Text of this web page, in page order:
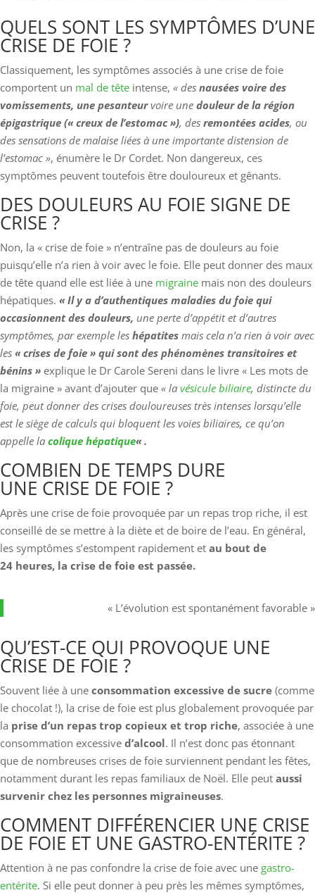
QUELS SONT LES SYMPTÔMES D’UNE
CRISE DE FOIE ?
Classiquement, les symptômes associés à une crise de foie
comportent un mal de tête intense, « des nausées voire des
vomissements, une pesanteurvoire une douleur de la région
épigastrique (« creux de l’estomac »), des remontées acides, ou
des sensations de malaise liées à une importante distension de
l’estomac », énumère le Dr Cordet. Non dangereux, ces
symptômes peuvent toutefois être douloureux et gênants.
DES DOULEURS AU FOIE SIGNE DE
CRISE ?
Non, la « crise de foie » n’entraîne pas de douleurs au foie
puisqu’elle n’a rien à voir avec le foie. Elle peut donner des maux
de tête quand elle est liée à une migraine mais non des douleurs
hépatiques. « Il y a d’authentiques maladies du foie qui
occasionnent des douleurs, une perte d’appétit et d’autres
symptômes, par exemple les hépatites mais cela n’a rien à voir avec
les « crises de foie » qui sont des phénomènes transitoires et
bénins » explique le Dr Carole Sereni dans le livre « Les mots de
la migraine » avant d’ajouter que « la vésicule biliaire, distincte du
foie, peut donner des crises douloureuses très intenses lorsqu’elle
est le siège de calculs qui bloquent les voies biliaires, ce qu’on
appelle la colique hépatique« .
COMBIEN DE TEMPS DURE
UNE CRISE DE FOIE ?
Après une crise de foie provoquée par un repas trop riche, il est
conseillé de se mettre à la diète et de boire de l’eau. En général,
les symptômes s’estompent rapidement et au bout de
24 heures, la crise de foie est passée.
« L’évolution est spontanément favorable »
QU’EST-CE QUI PROVOQUE UNE
CRISE DE FOIE ?
Souvent liée à une consommation excessive de sucre (comme
le chocolat !), la crise de foie est plus globalement provoquée par
la prise d’un repas trop copieux et trop riche, associée à une
consommation excessive d’alcool. Il n’est donc pas étonnant
que de nombreuses crises de foie surviennent pendant les fêtes,
notamment durant les repas familiaux de Noël. Elle peut aussi
survenir chez les personnes migraineuses.
COMMENT DIFFÉRENCIER UNE CRISE
DE FOIE ET UNE GASTRO-ENTÉRITE ?
Attention à ne pas confondre la crise de foie avec une gastro-
entérite. Si elle peut donner à peu près les mêmes symptômes,